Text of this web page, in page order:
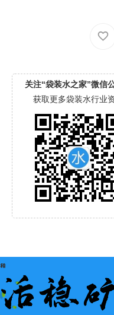
关注“袋装水之家”微信
获取更多袋装水行业